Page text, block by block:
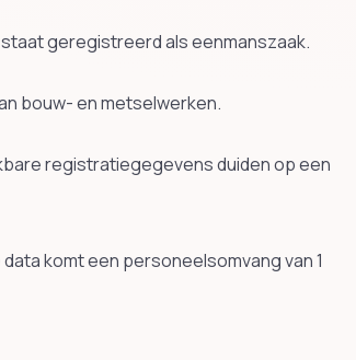
geregistreerd als eenmanszaak.
bouw- en metselwerken.
registratiegegevens duiden op een
komt een personeelsomvang van 1